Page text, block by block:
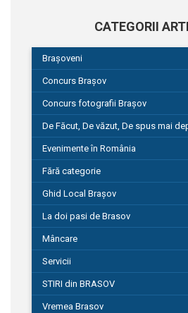
CATEGORII
Brașoveni
Concurs Brașov
Concurs fotografii Brașov
De Făcut, De văzut, De spus mai
149
Evenimente în România
Fără categorie
Ghid Local Brașov
La doi pasi de Brasov
Mâncare
Servicii
STIRI din BRASOV
Vremea Brasov